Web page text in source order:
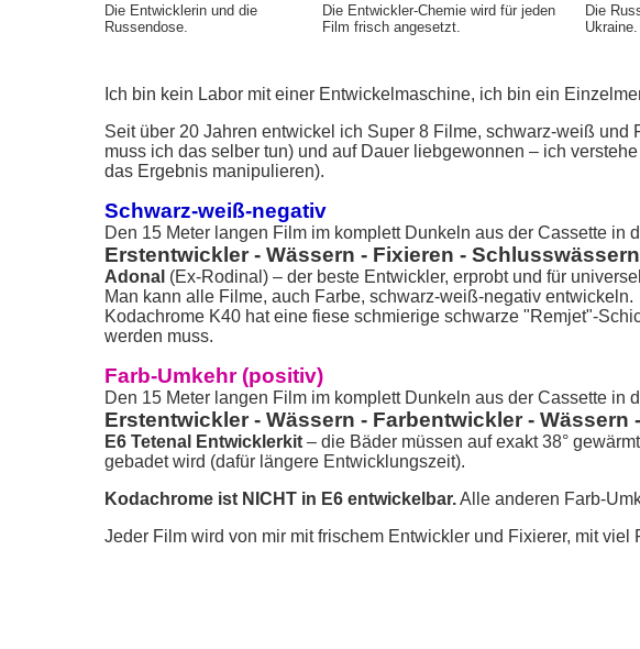
Die Entwicklerin und die
Russendose.
Die Entwickler-Chemie wird für jeden
Film frisch angesetzt.
Die
Ukraine.
Ich bin kein Labor mit einer Entwickelmaschine, ich bin ein
Seit über 20 Jahren entwickel ich Super 8 Filme, schwarz-weiß
muss ich das selber tun) und auf Dauer liebgewonnen – ich
das Ergebnis manipulieren).
Schwarz-weiß-negativ
Den 15 Meter langen Film im komplett Dunkeln aus der Cassette
Erstentwickler - Wässern - Fixieren - Schlusswässern
Adonal (Ex-Rodinal) – der beste Entwickler, erprobt und für
Man kann alle Filme, auch Farbe, schwarz-weiß-negativ entwickeln.
Kodachrome K40 hat eine fiese schmierige schwarze "Remjet"-
werden muss.
Farb-Umkehr (positiv)
Den 15 Meter langen Film im komplett Dunkeln aus der Cassette
Erstentwickler - Wässern - Farbentwickler -
E6 Tetenal Entwicklerkit – die Bäder müssen auf exakt 38°
gebadet wird (dafür längere Entwicklungszeit).
Kodachrome ist NICHT in E6 entwickelbar.Alle anderen Farb-
Jeder Film wird von mir mit frischem Entwickler und Fixierer, mit